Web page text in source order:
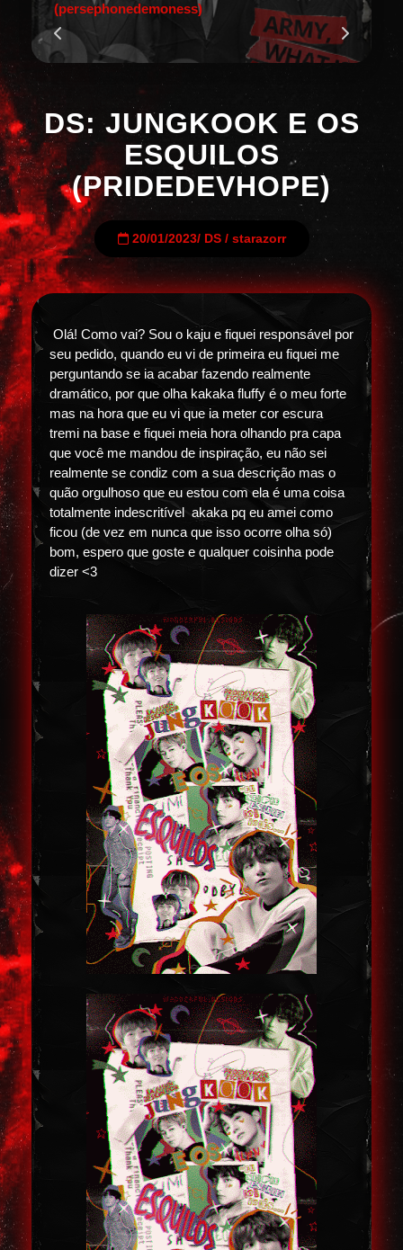
(persephonedemoness)
DS: JUNGKOOK E OS
ESQUILOS
(PRIDEDEVHOPE)
20/01/2023/ DS/ starazorr
Olá! Como vai? Sou o kaju e fiquei responsável por
seu pedido, quando eu vi de primeira eu fiquei me
perguntando se ia acabar fazendo realmente
dramático, por que olha kakaka fluffy é o meu forte
mas na hora que eu vi que ia meter cor escura
tremi na base e fiquei meia hora olhando pra capa
que você me mandou de inspiração, eu não sei
realmente se condiz com a sua descrição mas o
quão orgulhoso que eu estou com ela é uma coisa
totalmente indescritível akaka pq eu amei como
ficou (de vez em nunca que isso ocorre olha só)
bom, espero que goste e qualquer coisinha pode
dizer <3